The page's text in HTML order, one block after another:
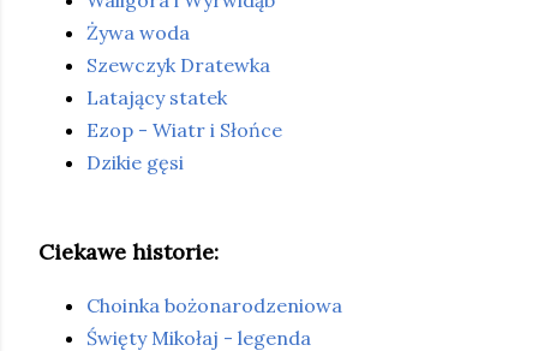
Żywa woda
Szewczyk Dratewka
Latający statek
Ezop - Wiatr i Słońce
Dzikie gęsi
Ciekawe historie:
Choinka bożonarodzeniowa
Święty Mikołaj - legenda